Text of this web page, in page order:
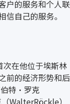
户的服务和个人联
自己的服务。
在他位于埃斯林
前的经济形势和后
特·罗克
WalterRöckle）